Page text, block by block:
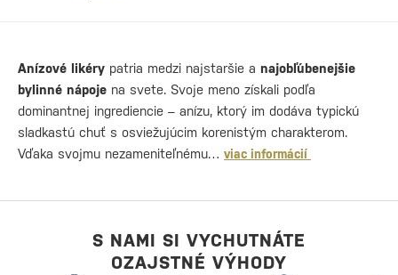
Anízové likéry patria medzi najstaršie a najobľúbenejšie
bylinné nápoje na svete. Svoje meno získali podľa
dominantnej ingrediencie – anízu, ktorý im dodáva typickú
sladkastú chuť s osviežujúcim korenistým charakterom.
Vďaka svojmu nezameniteľnému… viac informácií
S NAMI SI VYCHUTNÁTE
OZAJSTNÉ VÝHODY